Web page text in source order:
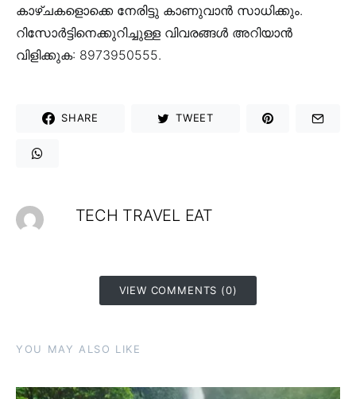
കാഴ്ചകളൊക്കെ നേരിട്ടു കാണുവാൻ സാധിക്കും.
റിസോർട്ടിനെക്കുറിച്ചുള്ള വിവരങ്ങൾ അറിയാൻ
വിളിക്കുക: 8973950555.
SHARE TWEET
TECH TRAVEL EAT
VIEW COMMENTS (0)
YOU MAY ALSO LIKE